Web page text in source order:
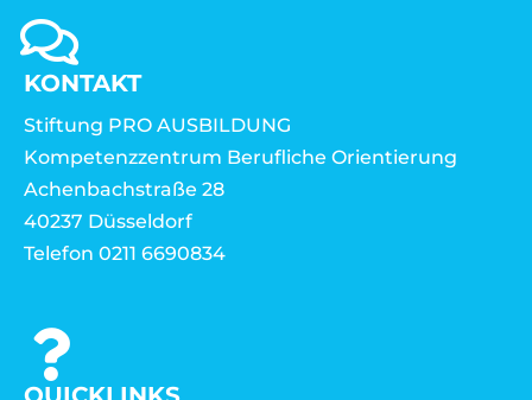
KONTAKT
Stiftung PRO AUSBILDUNG
Kompetenzzentrum Berufliche Orientierung
Achenbachstraße 28
40237 Düsseldorf
Telefon 0211 6690834